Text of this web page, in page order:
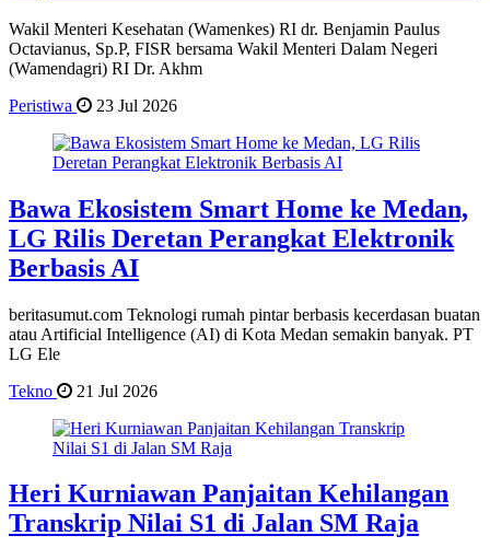
Wakil Menteri Kesehatan (Wamenkes) RI dr. Benjamin Paulus
Octavianus, Sp.P, FISR bersama Wakil Menteri Dalam Negeri
(Wamendagri) RI Dr. Akhm
Peristiwa
23 Jul 2026
Bawa Ekosistem Smart Home ke Medan,
LG Rilis Deretan Perangkat Elektronik
Berbasis AI
beritasumut.com Teknologi rumah pintar berbasis kecerdasan buatan
atau Artificial Intelligence (AI) di Kota Medan semakin banyak. PT
LG Ele
Tekno
21 Jul 2026
Heri Kurniawan Panjaitan Kehilangan
Transkrip Nilai S1 di Jalan SM Raja